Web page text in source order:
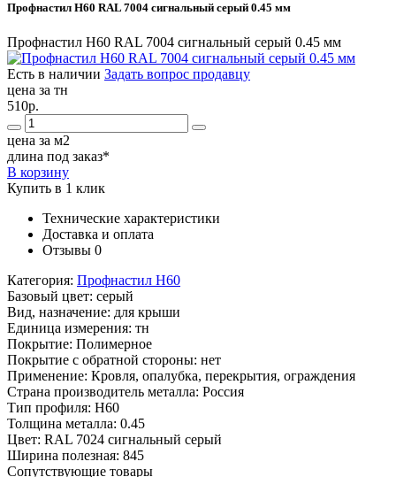
Профнастил Н60 RAL 7004 сигнальный серый 0.45 мм
Профнастил Н60 RAL 7004 сигнальный серый 0.45 мм
Есть в наличии Задать вопрос продавцу
цена за тн
510р.
цена за м2
длина под заказ*
В корзину
Купить в 1 клик
Технические характеристики
Доставка и оплата
Отзывы 0
Категория: Профнастил Н60
Базовый цвет: серый
Вид, назначение: для крыши
Единица измерения: тн
Покрытие: Полимерное
Покрытие с обратной стороны: нет
Применение: Кровля, опалубка, перекрытия, ограждения
Страна производитель металла: Россия
Тип профиля: Н60
Толщина металла: 0.45
Цвет: RAL 7024 сигнальный серый
Ширина полезная: 845
Сопутствующие товары